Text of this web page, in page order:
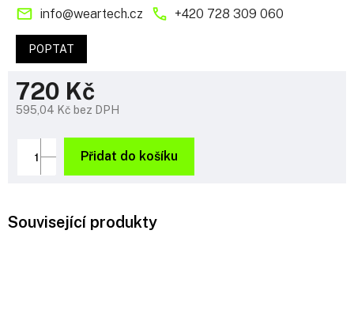
720 Kč
595,04 Kč bez DPH
cena:
Přidat do košíku
info@weartech.cz +420 728 309 060
POPTAT
Související produkty